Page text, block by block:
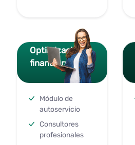
Optimización
financiera
Módulo de
autoservicio
Consultores
profesionales